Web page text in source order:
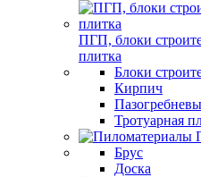
ПГП, блоки
плитка
Блоки
Кирпич
Тротуарная
Брус
Доска